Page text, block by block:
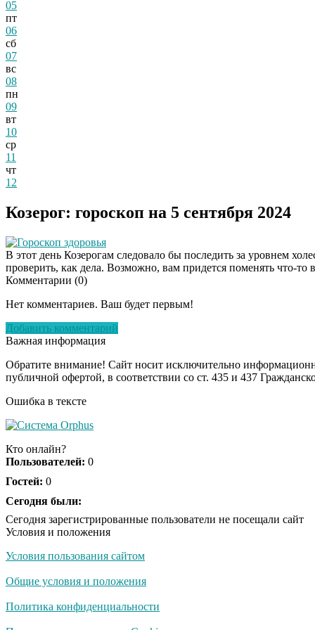
05
пт
06
сб
07
вс
08
пн
09
вт
10
ср
11
чт
12
Козерог: гороскоп на 5 сентября 2024
Гороскоп здоровья
В этот день Козерогам следовало бы последить за уровнем
проверить, как дела. Возможно, вам придется поменять что-то
Комментарии (0)
Нет комментариев. Ваш будет первым!
Добавить комментарий
Важная информация
Обратите внимание! Сайт носит исключительно
публичной офертой, в соответствии со ст. 435 и 437
Ошибка в тексте
Кто онлайн?
Пользователей: 0
Гостей: 0
Сегодня были:
Сегодня зарегистрированные пользователи не посещали сайт
Условия и положения
Условия пользования сайтом
Общие условия и положения
Политика конфиденциальности